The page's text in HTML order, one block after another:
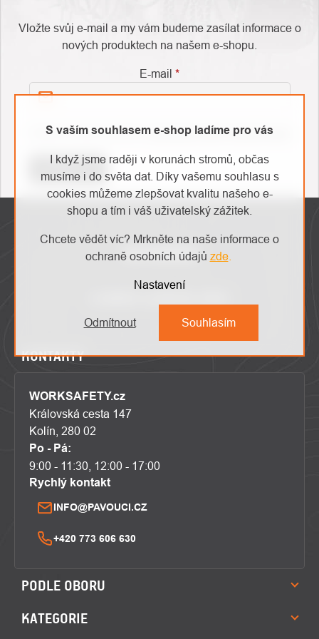
S vaším souhlasem e-shop ladíme pro vás
I když jsme raději v korunách stromů, občas
musíme i do světa dat. Díky vašemu souhlasu s
cookies můžeme zlepšovat kvalitu našeho e-
shopu a tím i váš uživatelský zážitek.
Chcete vědět víc? Mrkněte na naše informace o
ochraně osobních údajů zde.
Nastavení
Odmítnout Souhlasím
nás
Vložte svůj e-mail a my vám budeme zasílat informace o
nových produktech na našem e-shopu.
E-mail
Vložením e-mailu souhlasíte spodmínkami ochrany osobních údajů
Přihlásit se
INSTAGRAM
KONTAKTY
WORKSAFETY.cz
Královská cesta 147
Kolín, 280 02
Po - Pá:
9:00 - 11:30, 12:00 - 17:00
Rychlý kontakt
INFO@PAVOUCI.CZ
+420 773 606 630
PODLE OBORU
KATEGORIE